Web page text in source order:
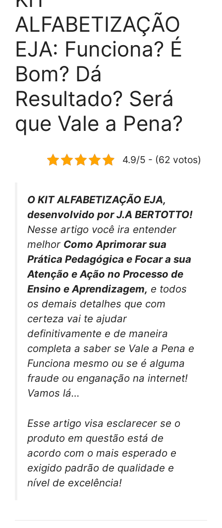
ALFABETIZAÇÃO
EJA: Funciona? É
Bom? Dá
Resultado? Será
que Vale a Pena?
4.9/5 - (62 votos)
O KIT ALFABETIZAÇÃO EJA,
desenvolvido por J.A BERTOTTO!
Nesse artigo você ira entender
melhor Como Aprimorar sua
Prática Pedagógica e Focar a sua
Atenção e Ação no Processo de
Ensino e Aprendizagem, e todos
os demais detalhes que com
certeza vai te ajudar
definitivamente e de maneira
completa a saber se Vale a Pena e
Funciona mesmo ou se é alguma
fraude ou enganação na internet!
Vamos lá…
Esse artigo visa esclarecer se o
produto em questão está de
acordo com o mais esperado e
exigido padrão de qualidade e
nível de excelência!